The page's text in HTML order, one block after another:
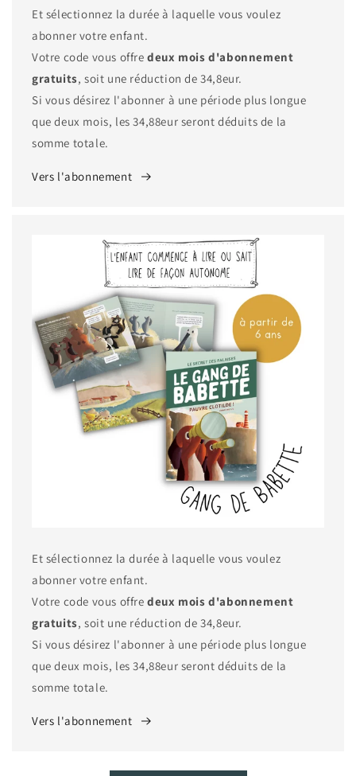
Et sélectionnez la durée à laquelle vous voulez
abonner votre enfant.
Votre code vous offredeux mois d'abonnement
gratuits, soit une réduction de 34,8eur.
Si vous désirez l'abonner à une période plus longue
que deux mois, les 34,88eur seront déduits de la
somme totale.
Vers l'abonnement
Et sélectionnez la durée à laquelle vous voulez
abonner votre enfant.
Votre code vous offredeux mois d'abonnement
gratuits, soit une réduction de 34,8eur.
Si vous désirez l'abonner à une période plus longue
que deux mois, les 34,88eur seront déduits de la
somme totale.
Vers l'abonnement